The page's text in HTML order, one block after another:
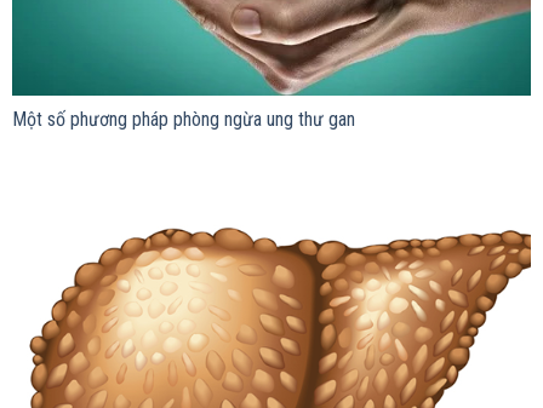
Một số phương pháp phòng ngừa ung thư gan